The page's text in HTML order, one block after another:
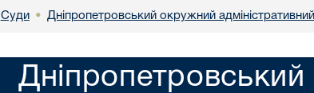
Суди • Дніпропетровський окружний